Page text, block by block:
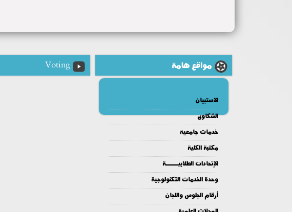
مواقع هامة
الاستبيان
الشكاوى
خدمات جامعية
مكتبة الكلية
الإتحادات الطلابيــــــة
وحدة الخدمات التكنولوجية
أرقام الجلوس واللجان
Voting